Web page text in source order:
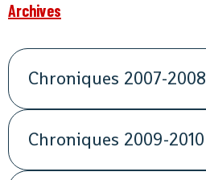
Archives
Chroniques 2007-2008
Chroniques 2009-2010